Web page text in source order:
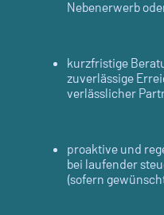
Nebenerwerb
kurzfristige
zuverlässige
verlässlicher
proaktive und
bei laufender
(sofern